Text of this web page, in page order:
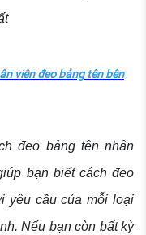
viên đeo bảng tên bên
đeo bảng tên nhân
bạn biết cách đeo
yêu cầu của mỗi loại
Nếu bạn còn bất kỳ